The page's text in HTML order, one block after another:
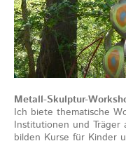
Metall-Skulptur-
Ich biete thematische
Institutionen und Träger
bilden Kurse für Kinder